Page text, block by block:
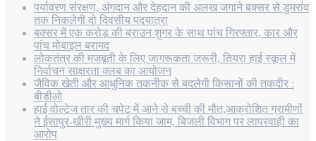
पर्यावरण संरक्षण, अंगदान और देहदान की अलख जगाने बक्सर से डुमरांव
तक निकलेगी दो दिवसीय पदयात्रा
बक्सर में एक करोड़ की ब्राउन शुगर के साथ पांच गिरफ्तार, कार और
पांच मोबाइल बरामद
लोकतंत्र की मजबूती के लिए जागरूकता जरूरी, तियरा हाई स्कूल में
निर्वाचन साक्षरता क्लब का आयोजन
जैविक खेती और आधुनिक तकनीक से बदलेगी किसानों की तकदीर :
बीडीओ
हाई वोल्टेज तार की चपेट में आने से बच्ची की मौत,आक्रोशित ग्रामीणों
ने ईसापुर-खीरी मुख्य मार्ग किया जाम, बिजली विभाग पर लापरवाही का
आरोप